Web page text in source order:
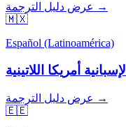
عرض دليل الترجمة →
🇲🇽
Español (Latinoamérica)
الإسبانية أمريكا اللاتينية
عرض دليل الترجمة →
🇪🇪